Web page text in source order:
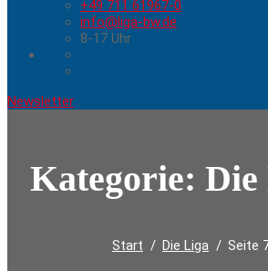
+49 711 61967-0
info@liga-bw.de
8-17 Uhr
Newsletter
Kategorie:
Start Die Liga Seite